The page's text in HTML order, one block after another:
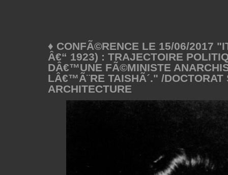
♦ CONFÃ©RENCE LE 15/06/2017
Â€“ 1923) : TRAJECTOIRE
DÂ€™UNE FÃ©MINISTE
LÂ€™Ã¨RE TAISHÃ´." /DOCTORAT
ARCHITECTURE